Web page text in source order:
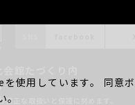
適正な取扱いと保護に努めます。
使用しています。 同